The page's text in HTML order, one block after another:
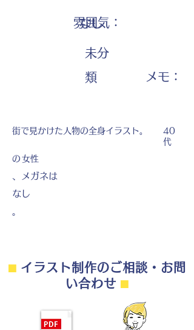
なし
雰囲気：
未分
類
​メモ：
街で見かけた人物の全身イラスト。
40
代
の 女性
、メガネは
なし
。
⬛︎イラスト制作のご相談・お問
い合わせ ⬛︎